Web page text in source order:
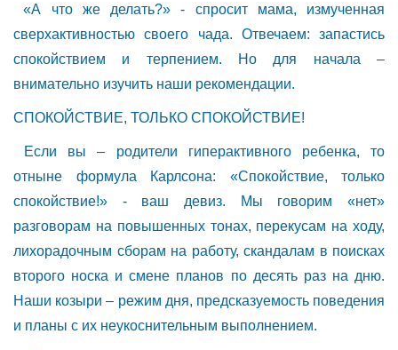
«А что же делать?» - спросит мама, измученная
сверхактивностью своего чада. Отвечаем: запастись
спокойствием и терпением. Но для начала –
внимательно изучить наши рекомендации.
СПОКОЙСТВИЕ, ТОЛЬКО СПОКОЙСТВИЕ!
Если вы – родители гиперактивного ребенка, то
отныне формула Карлсона: «Спокойствие, только
спокойствие!» - ваш девиз. Мы говорим «нет»
разговорам на повышенных тонах, перекусам на ходу,
лихорадочным сборам на работу, скандалам в поисках
второго носка и смене планов по десять раз на дню.
Наши козыри – режим дня, предсказуемость поведения
и планы с их неукоснительным выполнением.